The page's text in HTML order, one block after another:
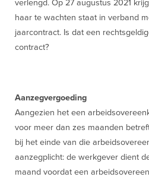
verlengd. Op 27 augustus 2021
haar te wachten staat in verband
jaarcontract. Is dat een
contract?
Aanzegvergoeding
Aangezien het een
voor meer dan zes maanden
bij het einde van die
aanzegplicht: de werkgever dient
maand voordat een